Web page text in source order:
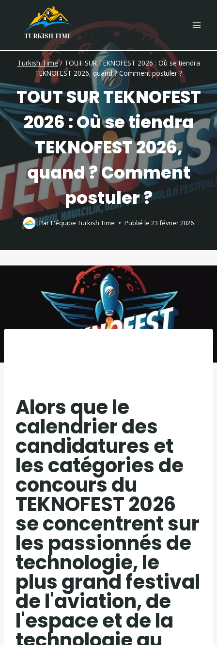
content
Turkish Time/ TOUT SUR TEKNOFEST 2026 : Où se tiendra
TEKNOFEST 2026, quand ? Comment postuler ?
TOUT SUR TEKNOFEST
2026 : Où se tiendra
TEKNOFEST 2026,
quand ? Comment
postuler ?
ParL'équipe Turkish Time Publié le 23 février 2026
Alors que le
calendrier des
candidatures et
les catégories de
concours du
TEKNOFEST 2026
se concentrent sur
les passionnés de
technologie, le
plus grand festival
de l'aviation, de
l'espace et de la